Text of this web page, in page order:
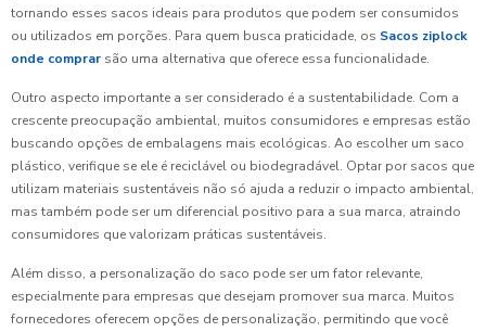
tornando esses sacos ideais para produtos que podem ser consumidos
ou utilizados em porções. Para quem busca praticidade, os Sacos ziplock
onde comprar são uma alternativa que oferece essa funcionalidade.
Outro aspecto importante a ser considerado é a sustentabilidade. Com a
crescente preocupação ambiental, muitos consumidores e empresas estão
buscando opções de embalagens mais ecológicas. Ao escolher um saco
plástico, verifique se ele é reciclável ou biodegradável. Optar por sacos que
utilizam materiais sustentáveis não só ajuda a reduzir o impacto ambiental,
mas também pode ser um diferencial positivo para a sua marca, atraindo
consumidores que valorizam práticas sustentáveis.
Além disso, a personalização do saco pode ser um fator relevante,
especialmente para empresas que desejam promover sua marca. Muitos
fornecedores oferecem opções de personalização, permitindo que você